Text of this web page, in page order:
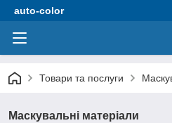
auto-color
Товари та послуги
Маскувальні матеріали